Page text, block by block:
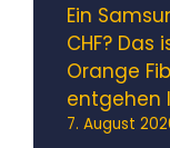
Ein
CHF?
Orange
entgehen
7. August